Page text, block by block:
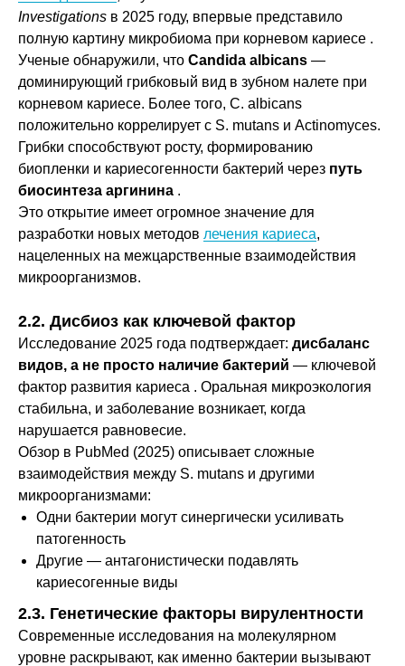
Investigations в 2025 году, впервые представило
полную картину микробиома при корневом кариесе .
Ученые обнаружили, что Candida albicans —
доминирующий грибковый вид в зубном налете при
корневом кариесе. Более того, C. albicans
положительно коррелирует с S. mutans и Actinomyces.
Грибки способствуют росту, формированию
биопленки и кариесогенности бактерий через путь
биосинтеза аргинина .
Это открытие имеет огромное значение для
разработки новых методов лечения кариеса,
нацеленных на межцарственные взаимодействия
микроорганизмов.
2.2. Дисбиоз как ключевой фактор
Исследование 2025 года подтверждает: дисбаланс
видов, а не просто наличие бактерий — ключевой
фактор развития кариеса . Оральная микроэкология
стабильна, и заболевание возникает, когда
нарушается равновесие.
Обзор в PubMed (2025) описывает сложные
взаимодействия между S. mutans и другими
микроорганизмами:
Одни бактерии могут синергически усиливать
патогенность
Другие — антагонистически подавлять
кариесогенные виды
2.3. Генетические факторы вирулентности
Современные исследования на молекулярном
уровне раскрывают, как именно бактерии вызывают